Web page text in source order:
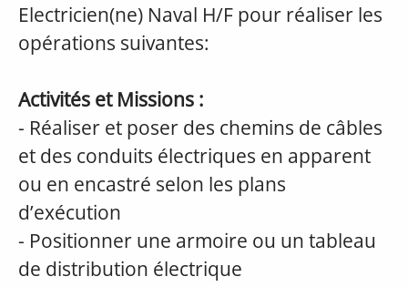
Electricien(ne) Naval H/F pour réaliser les
opérations suivantes:
Activités et Missions :
- Réaliser et poser des chemins de câbles
et des conduits électriques en apparent
ou en encastré selon les plans
d’exécution
- Positionner une armoire ou un tableau
de distribution électrique